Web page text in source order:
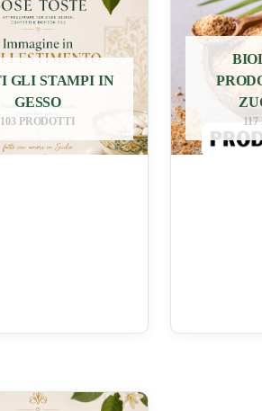
GLI STAMPI IN
GESSO
103 PRODOTTI